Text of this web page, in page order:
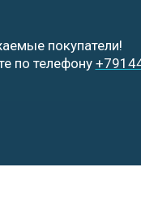
покупатели!
по телефону